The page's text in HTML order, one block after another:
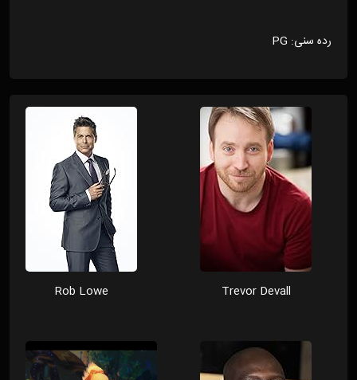
رده سنی: PG
Trevor Devall
Rob Lowe